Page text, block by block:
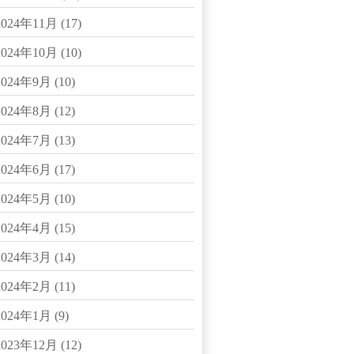
年11月 (17)
年10月 (10)
年9月 (10)
年8月 (12)
年7月 (13)
年6月 (17)
年5月 (10)
年4月 (15)
年3月 (14)
年2月 (11)
年1月 (9)
年12月 (12)